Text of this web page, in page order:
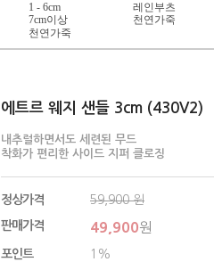
1 - 6cm
7cm이상
천연가죽
레인부츠
천연가죽
에트르 웨지 샌들 3cm (430V2)
내추럴하면서도 세련된 무드
착화가 편리한 사이드 지퍼 클로징
정상가격 59,900원
판매가격 49,900원
포인트 1%